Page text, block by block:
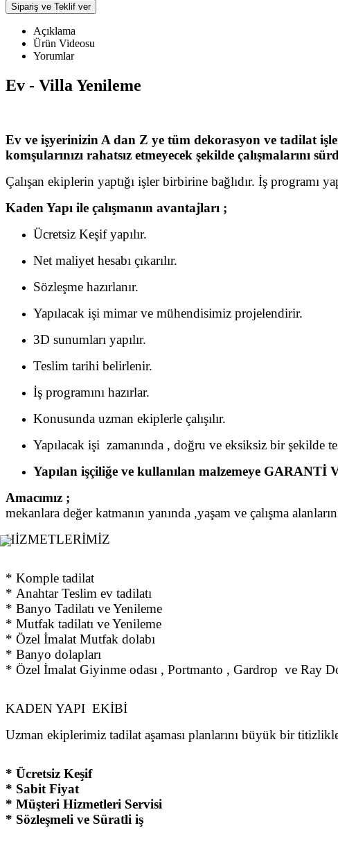
Sipariş ve Teklif ver
Açıklama
Ürün Videosu
Yorumlar
Ev - Villa Yenileme
Ev ve işyerinizin A dan Z ye tüm dekorasyon ve tadilat
komşularınızı rahatsız etmeyecek şekilde çalışmalarını
Çalışan ekiplerin yaptığı işler birbirine bağlıdır. İş programı
Kaden Yapı ile çalışmanın avantajları ;
Ücretsiz Keşif yapılır.
Net maliyet hesabı çıkarılır.
Sözleşme hazırlanır.
Yapılacak işi mimar ve mühendisimiz projelendirir.
3D sunumları yapılır.
Teslim tarihi belirlenir.
İş programını hazırlar.
Konusunda uzman ekiplerle çalışılır.
Yapılacak işi zamanında , doğru ve eksiksiz bir şekilde
Yapılan işçiliğe ve kullanılan malzemeye GARANTİ
Amacımız ;
mekanlara değer katmanın yanında ,yaşam ve çalışma
HİZMETLERİMİZ
* Komple tadilat
* Anahtar Teslim ev tadilatı
* Banyo Tadilatı ve Yenileme
* Mutfak tadilatı ve Yenileme
* Özel İmalat Mutfak dolabı
* Banyo dolapları
* Özel İmalat Giyinme odası , Portmanto , Gardrop ve Ray
KADEN YAPI EKİBİ
Uzman ekiplerimiz tadilat aşaması planlarını büyük bir
* Ücretsiz Keşif
* Sabit Fiyat
* Müşteri Hizmetleri Servisi
* Sözleşmeli ve Süratli iş